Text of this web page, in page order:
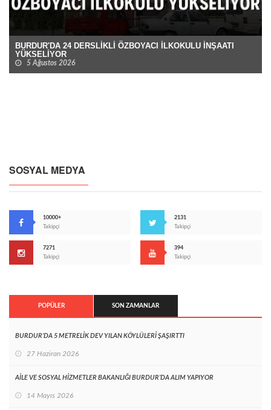
BURDUR'DA 24 DERSLİKLİ ÖZBOYACI İLKOKULU İNŞAATI
YÜKSELİYOR
5 Ağustos 2026
SOSYAL MEDYA
10000+
Takipçi
2131
Takipçi
7271
Takipçi
394
Takipçi
POPÜLER SON ZAMANLAR
BURDUR’DA 5 METRELİK DEV YILAN KÖYLÜLERİ ŞAŞIRTTI
27 Haziran 2026
AİLE VE SOSYAL HİZMETLER BAKANLIĞI BURDUR’DA ALIM YAPIYOR
14 Mayıs 2026